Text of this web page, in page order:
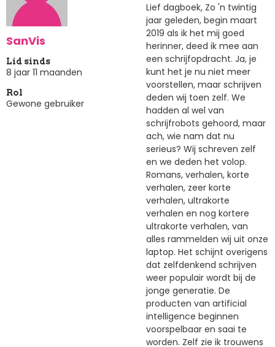
SanVis
Lid sinds
8 jaar 11 maanden
Rol
Gewone gebruiker
Lief dagboek, Zo 'n twintig
jaar geleden, begin maart
2019 als ik het mij goed
herinner, deed ik mee aan
een schrijfopdracht. Ja, je
kunt het je nu niet meer
voorstellen, maar schrijven
deden wij toen zelf. We
hadden al wel van
schrijfrobots gehoord, maar
ach, wie nam dat nu
serieus? Wij schreven zelf
en we deden het volop.
Romans, verhalen, korte
verhalen, zeer korte
verhalen, ultrakorte
verhalen en nog kortere
ultrakorte verhalen, van
alles rammelden wij uit onze
laptop. Het schijnt overigens
dat zelfdenkend schrijven
weer populair wordt bij de
jonge generatie. De
producten van artificial
intelligence beginnen
voorspelbaar en saai te
worden. Zelf zie ik trouwens